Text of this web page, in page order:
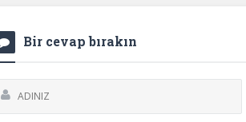
Bir cevap bırakın